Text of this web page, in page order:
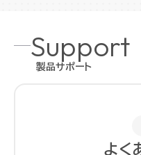
Support
製品サポート
よく